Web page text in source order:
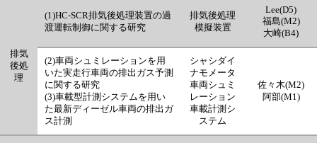
排気
後処
理
(1)HC-SCR排気後処理装置の過
渡運転制御に関する研究
排気後処理
模擬装置
Lee(D5)
福島(M2)
大崎(B4)
(2)車両シュミレーションを用
いた実走行車両の排出ガス予測
に関する研究
(3)車載型計測システムを用い
た最新ディーゼル車両の排出ガ
ス計測
シャシダイ
ナモメータ
車両シュミ
レーション
車載計測シ
ステム
佐々木(M2)
阿部(M1)